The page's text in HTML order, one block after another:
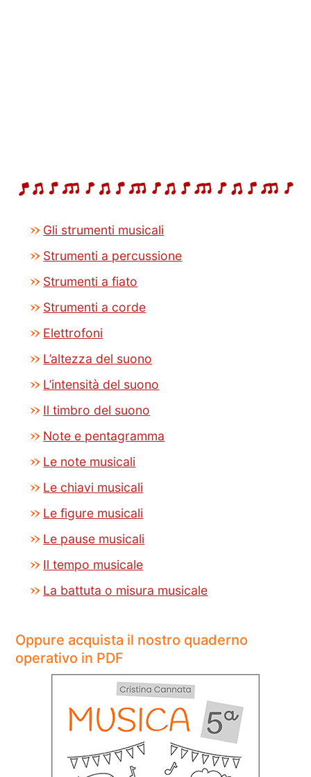
Gli strumenti musicali
Strumenti a percussione
Strumenti a fiato
Strumenti a corde
Elettrofoni
L’altezza del suono
L’intensità del suono
Il timbro del suono
Note e pentagramma
Le note musicali
Le chiavi musicali
Le figure musicali
Le pause musicali
Il tempo musicale
La battuta o misura musicale
Oppure acquista il nostro quaderno
operativo in PDF